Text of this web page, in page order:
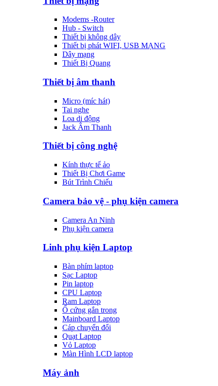
Modems -Router
Hub - Switch
Thiết bị không dây
Thiết bị phát WIFI, USB MẠNG
Dây mạng
Thiết Bị Quang
Thiết bị âm thanh
Micro (míc hát)
Tai nghe
Loa di động
Jack Âm Thanh
Thiết bị công nghệ
Kính thực tế ảo
Thiết Bị Chơi Game
Bút Trình Chiếu
Camera bảo vệ - phụ kiện camera
Camera An Ninh
Phụ kiện camera
Linh phụ kiện Laptop
Bàn phím laptop
Sạc Laptop
Pin laptop
CPU Laptop
Ram Laptop
Ổ cứng gắn trong
Mainboard Laptop
Cáp chuyển đổi
Quạt Laptop
Vỏ Laptop
Màn Hình LCD laptop
Máy ảnh